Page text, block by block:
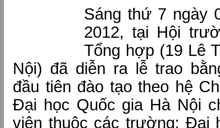
Sáng thứ 7 ngày
2012, tại Hội
Tổng hợp (19 Lê
Nội) đã diễn ra lễ trao
đầu tiên đào tạo theo hệ
Đại học Quốc gia Hà Nội
viên thuộc các trường: Đại